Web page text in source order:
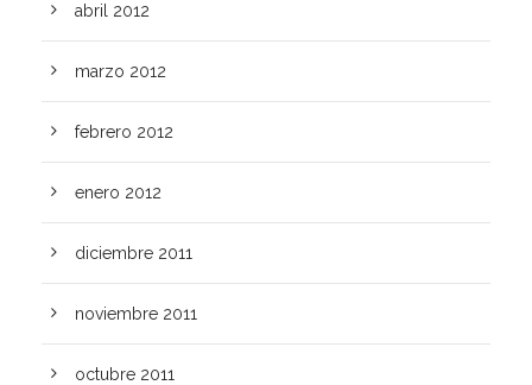
abril 2012
marzo 2012
febrero 2012
enero 2012
diciembre 2011
noviembre 2011
octubre 2011